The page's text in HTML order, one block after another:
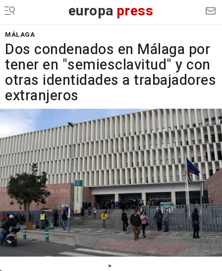
europa press
MÁLAGA
Dos condenados en Málaga por
tener en "semiesclavitud" y con
otras identidades a trabajadores
extranjeros